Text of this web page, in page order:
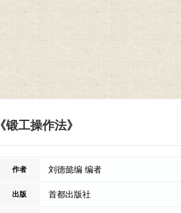
《锻工操作法》
作者 刘德懿编 编者
出版 首都出版社